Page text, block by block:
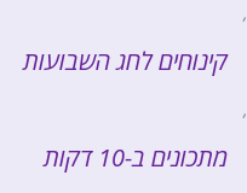
,
קינוחים לחג השבועות
,
מתכונים ב-10 דקות